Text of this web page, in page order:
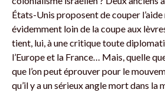
États-Unis proposent de couper
évidemment loin de la coupe aux
tient, lui, à une critique toute
l’Europe et la France… Mais, quelle
que l’on peut éprouver pour le
qu’il y a un sérieux angle mort dans la